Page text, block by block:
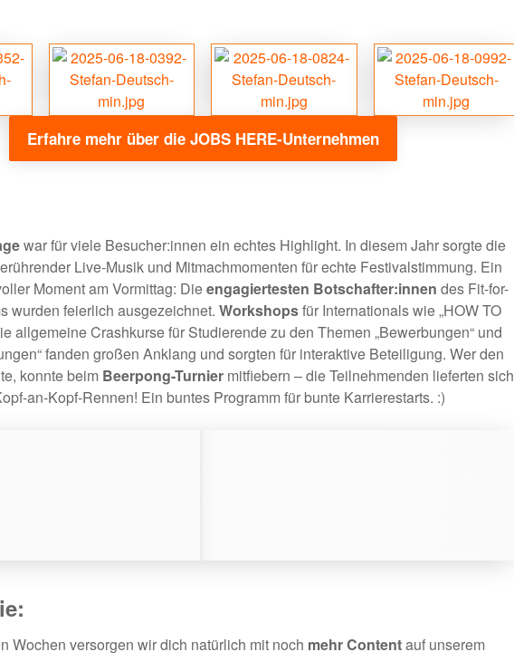
Erfahre mehr über die JOBS HERE-Unternehmen
war für viele Besucher:innen ein echtes Highlight. In diesem Jahr sorgte die
Live-Musik und Mitmachmomenten für echte Festivalstimmung. Ein
Moment am Vormittag: Dieengagiertesten Botschafter:innen des Fit-for-
wurden feierlich ausgezeichnet. Workshopsfür Internationals wie „HOW TO
allgemeine Crashkurse für Studierende zu den Themen „Bewerbungen“ und
fanden großen Anklang und sorgten für interaktive Beteiligung. Wer den
konnte beim Beerpong-Turnier mitfiebern – die Teilnehmenden lieferten sich
an-Kopf-Rennen! Ein buntes Programm für bunte Karrierestarts. :)
Wochen versorgen wir dich natürlich mit noch mehr Contentauf unserem